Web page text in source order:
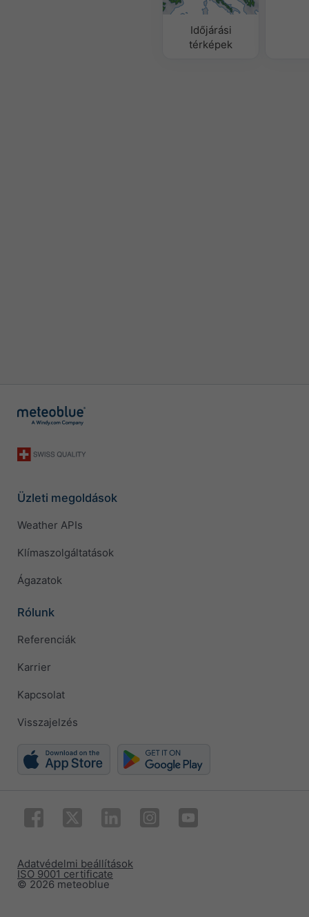
Időjárási
térképek
Üzleti megoldások
Weather APIs
Klímaszolgáltatások
Ágazatok
Rólunk
Referenciák
Karrier
Kapcsolat
Visszajelzés
© 2026 meteoblue
ISO 9001 certificate
Adatvédelmi beállítások